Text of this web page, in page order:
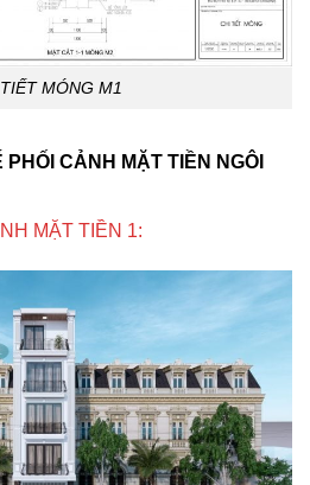
MÓNG M1
CẢNH MẶT TIỀN NGÔI
MẶT TIỀN 1: